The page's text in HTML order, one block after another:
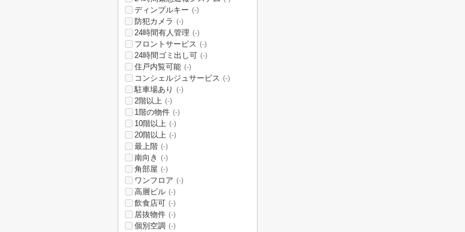
ディンプルキー (-)
防犯カメラ (-)
24時間有人管理 (-)
フロントサービス (-)
24時間ゴミ出し可 (-)
住戸内覧可能 (-)
コンシェルジュサービス (-)
駐車場あり (-)
2階以上 (-)
1階の物件 (-)
10階以上 (-)
20階以上 (-)
最上階 (-)
南向き (-)
角部屋 (-)
ワンフロア (-)
高層ビル (-)
飲食店可 (-)
居抜物件 (-)
個別空調 (-)